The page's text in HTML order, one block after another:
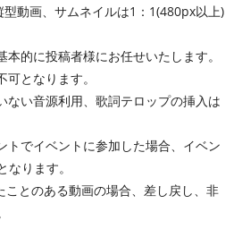
動画、サムネイルは1：1(480px以上)
的に投稿者様にお任せいたします。
となります。
ない音源利用、歌詞テロップの挿入は
トでイベントに参加した場合、イベン
なります。
とのある動画の場合、差し戻し、非